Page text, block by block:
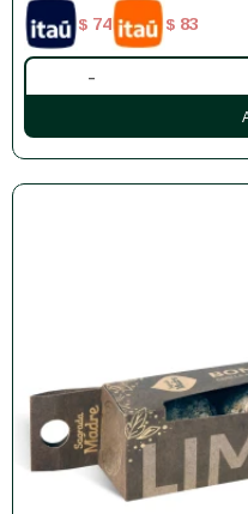
$ 74 $ 83
-